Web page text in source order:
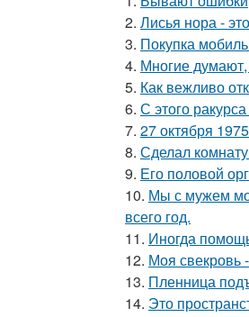
2. Лисья нора -
3. Покупка
4. Многие
5. Как вежливо
6. С этого
7. 27 октября
8. Сделал
9. Его половой
10. Мы с мужем
всего год.
11. Иногда
12. Моя свекровь
13. Пленница
14. Это